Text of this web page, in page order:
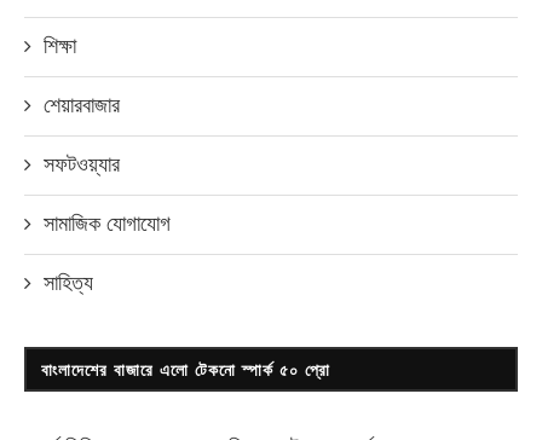
শিক্ষা
শেয়ারবাজার
সফটওয়্যার
সামাজিক যোগাযোগ
সাহিত্য
বাংলাদেশের বাজারে এলো টেকনো স্পার্ক ৫০ প্রো